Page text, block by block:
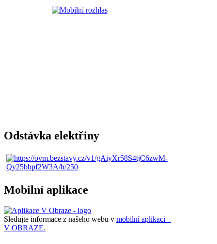
Odstávka elektřiny
Mobilní aplikace
Sledujte informace z našeho webu v mobilní aplikaci –
V OBRAZE.